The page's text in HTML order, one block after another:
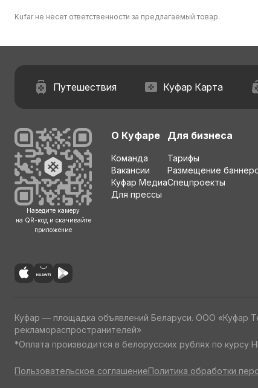
Kufar не несет ответственности за предлагаемый товар.
Путешествия Куфар Карта
Наведите камеру
на QR-код и скачивайте
приложение
О Куфаре
Команда
Вакансии
Куфар Медиа
Для прессы
Для бизнеса
Тарифы
Размещение
Спецпроекты
Куфар — площадка объявлений Беларуси. ООО «Куфар
рекламораспространителей»
*Оплата производится в белорусских рублях по курсу
Пользовательское соглашениеПолитика обработки